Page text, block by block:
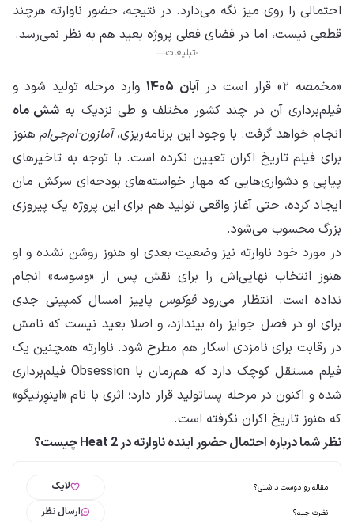
احتمالی را روی میز نگه می‌دارد. در نتیجه، حضور ناوارته هرچند
قطعی نیست، اما در فضای فعلی پروژه بعید هم به نظر نمی‌رسد.
تبلیغات
«مخمصه ۲» قرار است در آبان ۱۴۰۵
وارد مرحله تولید شود و
فیلم‌برداری آن در چند کشور مختلف و طی نزدیک به شش ماه
انجام خواهد گرفت. با وجود این برنامه‌ریزی،آمازون-ام‌جی‌ام هنوز
برای فیلم تاریخ اکران تعیین نکرده است. با توجه به تاخیرهای
پیاپی و دشواری‌هایی که مهار خواسته‌های بودجه‌ای سرکش مان
ایجاد کرده، حتی آغاز واقعی تولید هم برای این پروژه یک پیروزی
بزرگ محسوب می‌شود.
در مورد خود ناوارته نیز وضعیت بعدی او هنوز روشن نشده و او
هنوز انتخاب نهایی‌اش را برای نقش پس از «وسوسه» انجام
نداده است. انتظار می‌رودفوکوس پاییز امسال کمپینی جدی
برای او در فصل جوایز راه بیندازد، و اصلا بعید نیست که نامش
در رقابت برای نامزدی اسکار هم مطرح شود. ناوارته همچنین یک
فیلم مستقل کوچک دارد که هم‌زمان با Obsession فیلم‌برداری
شده و اکنون در مرحله پساتولید قرار دارد؛ اثری با نام «اینوِرتیگو»
که هنوز تاریخ اکران نگرفته است.
نظر شما درباره احتمال حضور اینده ناوارته در Heat 2 چیست؟
مقاله رو دوست داشتی؟ لایک
نظرت چیه؟ ارسال نظر